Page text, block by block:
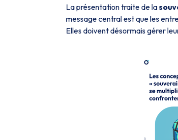
La présentation traite de la
message central est que les
Elles doivent désormais gérer